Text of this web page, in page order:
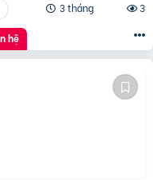
3 tháng
3
hệ